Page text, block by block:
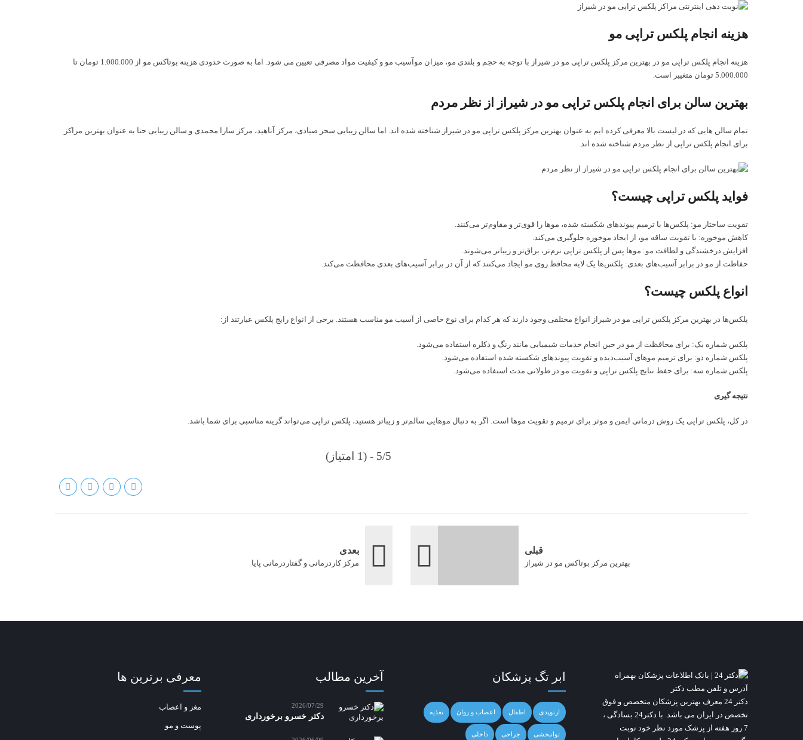
هزینه انجام پلکس تراپی مو
هزینه انجام پلکس تراپی مو در بهترین مرکز پلکس تراپی مو در شیراز با توجه به حجم و بلندی مو، میزان موآسیب مو و کیفیت مواد مصرفی تعیین می شود. اما به صورت حدودی هزینه بوتاکس مو از 1.000.000 تومان تا
5.000.000 تومان متغییر است.
بهترین سالن برای انجام پلکس تراپی مو در شیراز از نظر مردم
تمام سالن هایی که در لیست بالا معرفی کرده ایم به عنوان بهترین مرکز پلکس تراپی مو در شیراز شناخته شده اند. اما سالن زیبایی سحر صیادی، مرکز آناهید، مرکز سارا محمدی و سالن زیبایی حنا به عنوان بهترین مراکز
برای انجام پلکس تراپی از نظر مردم شناخته شده اند.
فواید پلکس تراپی چیست؟
تقویت ساختار مو: پلکس‌ها با ترمیم پیوندهای شکسته شده، موها را قوی‌تر و مقاوم‌تر می‌کنند.
کاهش موخوره: با تقویت ساقه مو، از ایجاد موخوره جلوگیری می‌کند.
افزایش درخشندگی و لطافت مو: موها پس از پلکس تراپی نرم‌تر، براق‌تر و زیباتر می‌شوند.
حفاظت از مو در برابر آسیب‌های بعدی: پلکس‌ها یک لایه محافظ روی مو ایجاد می‌کنند که از آن در برابر آسیب‌های بعدی محافظت می‌کند.
انواع پلکس چیست؟
پلکس‌ها در بهترین مرکز پلکس تراپی مو در شیراز انواع مختلفی وجود دارند که هر کدام برای نوع خاصی از آسیب مو مناسب هستند. برخی از انواع رایج پلکس عبارتند از:
پلکس شماره یک: برای محافظت از مو در حین انجام خدمات شیمیایی مانند رنگ و دکلره استفاده می‌شود.
پلکس شماره دو: برای ترمیم موهای آسیب‌دیده و تقویت پیوندهای شکسته شده استفاده می‌شود.
پلکس شماره سه: برای حفظ نتایج پلکس تراپی و تقویت مو در طولانی مدت استفاده می‌شود.
نتیجه گیری
در کل، پلکس تراپی یک روش درمانی ایمن و موثر برای ترمیم و تقویت موها است. اگر به دنبال موهایی سالم‌تر و زیباتر هستید، پلکس تراپی می‌تواند گزینه مناسبی برای شما باشد.
5/5 - (1 امتیاز)
قبلی
بهترین مرکز بوتاکس مو در شیراز
بعدی
مرکز کاردرمانی و گفتاردرمانی پایا
دکتر 24
معرف بهترین پزشکان متخصص و فوق
تخصص در ایران می باشد. با دکتر24 بسادگی ،
7 روز هفته از پزشک مورد نظر خود نوبت
ابر تگ پزشکان
ارتوپدی اطفال اعصاب و روان تغذیه
توانبخشی جراحی داخلی
آخرین مطالب
2026/07/29
دکتر خسرو برخورداری
معرفی برترین ها
مغز و اعصاب
پوست و مو